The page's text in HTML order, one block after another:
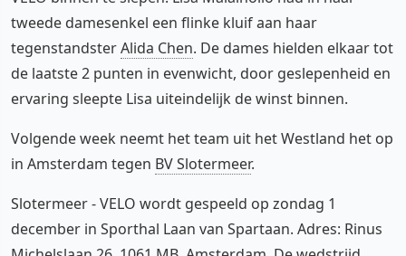
tweede damesenkel een flinke kluif aan haar
tegenstandsterAlida Chen. De dames hielden elkaar tot
de laatste 2 punten in evenwicht, door geslepenheid en
ervaring sleepte Lisa uiteindelijk de winst binnen.
Volgende week neemt het team uit het Westland het op
in Amsterdam tegen BV Slotermeer.
Slotermeer - VELO wordt gespeeld op zondag 1
december in Sporthal Laan van Spartaan. Adres: Rinus